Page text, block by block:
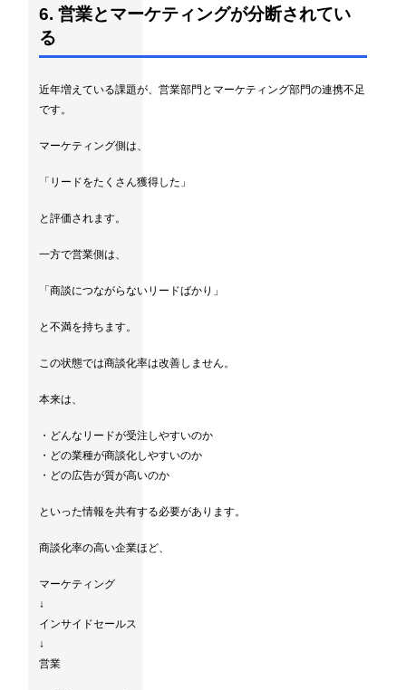
6. 営業とマーケティングが分断されてい
る
近年増えている課題が、営業部門とマーケティング部門の連携不足
です。
マーケティング側は、
「リードをたくさん獲得した」
と評価されます。
一方で営業側は、
「商談につながらないリードばかり」
と不満を持ちます。
この状態では商談化率は改善しません。
本来は、
・どんなリードが受注しやすいのか
・どの業種が商談化しやすいのか
・どの広告が質が高いのか
といった情報を共有する必要があります。
商談化率の高い企業ほど、
マーケティング
↓
インサイドセールス
↓
営業